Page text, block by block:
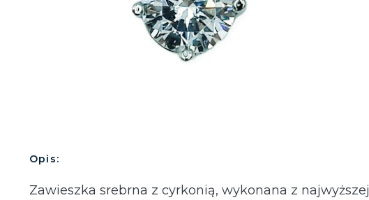
Opis:
Zawieszka srebrna z cyrkonią, wykonana z najwyższej